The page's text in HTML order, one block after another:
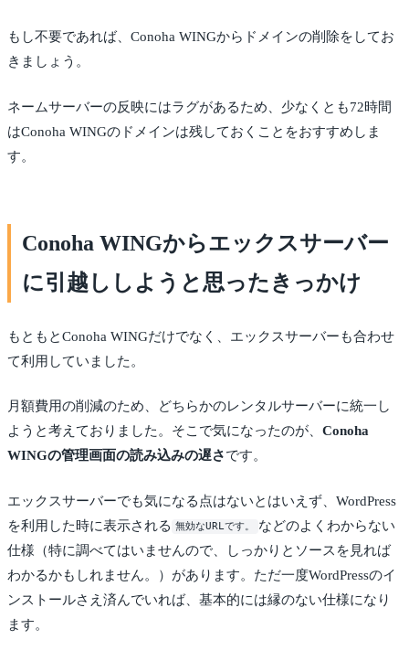
もし不要であれば、Conoha WINGからドメインの削除をしてお
きましょう。
ネームサーバーの反映にはラグがあるため、少なくとも72時間
はConoha WINGのドメインは残しておくことをおすすめしま
す。
Conoha WINGからエックスサーバー
に引越ししようと思ったきっかけ
もともとConoha WINGだけでなく、エックスサーバーも合わせ
て利用していました。
月額費用の削減のため、どちらかのレンタルサーバーに統一し
ようと考えておりました。そこで気になったのが、 Conoha
WINGの管理画面の読み込みの遅さです。
エックスサーバーでも気になる点はないとはいえず、WordPress
を利用した時に表示される 無効なURLです。
などのよくわからない
仕様（特に調べてはいませんので、しっかりとソースを見れば
わかるかもしれません。）があります。ただ一度WordPressのイ
ンストールさえ済んでいれば、基本的には縁のない仕様になり
ます。